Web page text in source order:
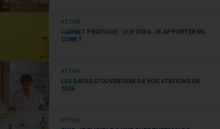
ACTUS
CARNET PRATIQUE : QUE DOIS-JE APPORTER EN
CURE ?
ACTUS
LES DATES D’OUVERTURE DE VOS STATIONS EN
2026
ACTUS